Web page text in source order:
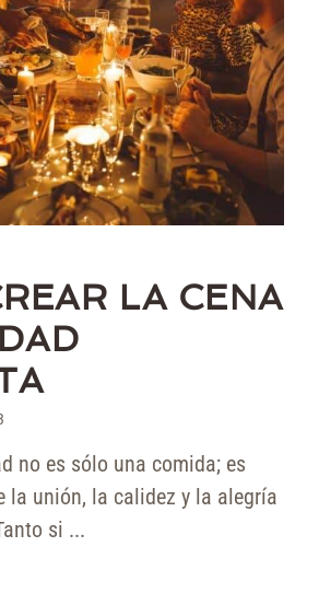
LA CENA
no es sólo una comida; es
la unión, la calidez y la alegría
si ...